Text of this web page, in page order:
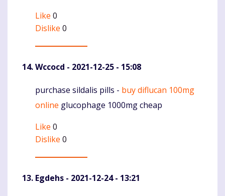
Like 0
Dislike 0
Wccocd - 2021-12-25 - 15:08
Komentaras
purchase sildalis pills - buy diflucan 100mg
online glucophage 1000mg cheap
Like 0
Dislike 0
Egdehs - 2021-12-24 - 13:21